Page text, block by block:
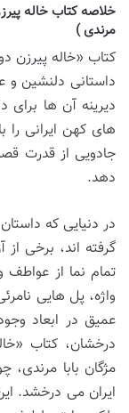
خلاصه کتاب خاله
مرندی )
کتاب «خاله پیرزن
داستانی دلنشین و
دیرینه آن ها
های کهن ایرانی
جادویی از قدرت
دهد.
در دنیایی که
گرفته اند، برخی از
تمام نما از عواطف
واژه، پل هایی
عمیق در ابعاد
درخشان، کتاب
مژگان بابا
ایران می درخشد.